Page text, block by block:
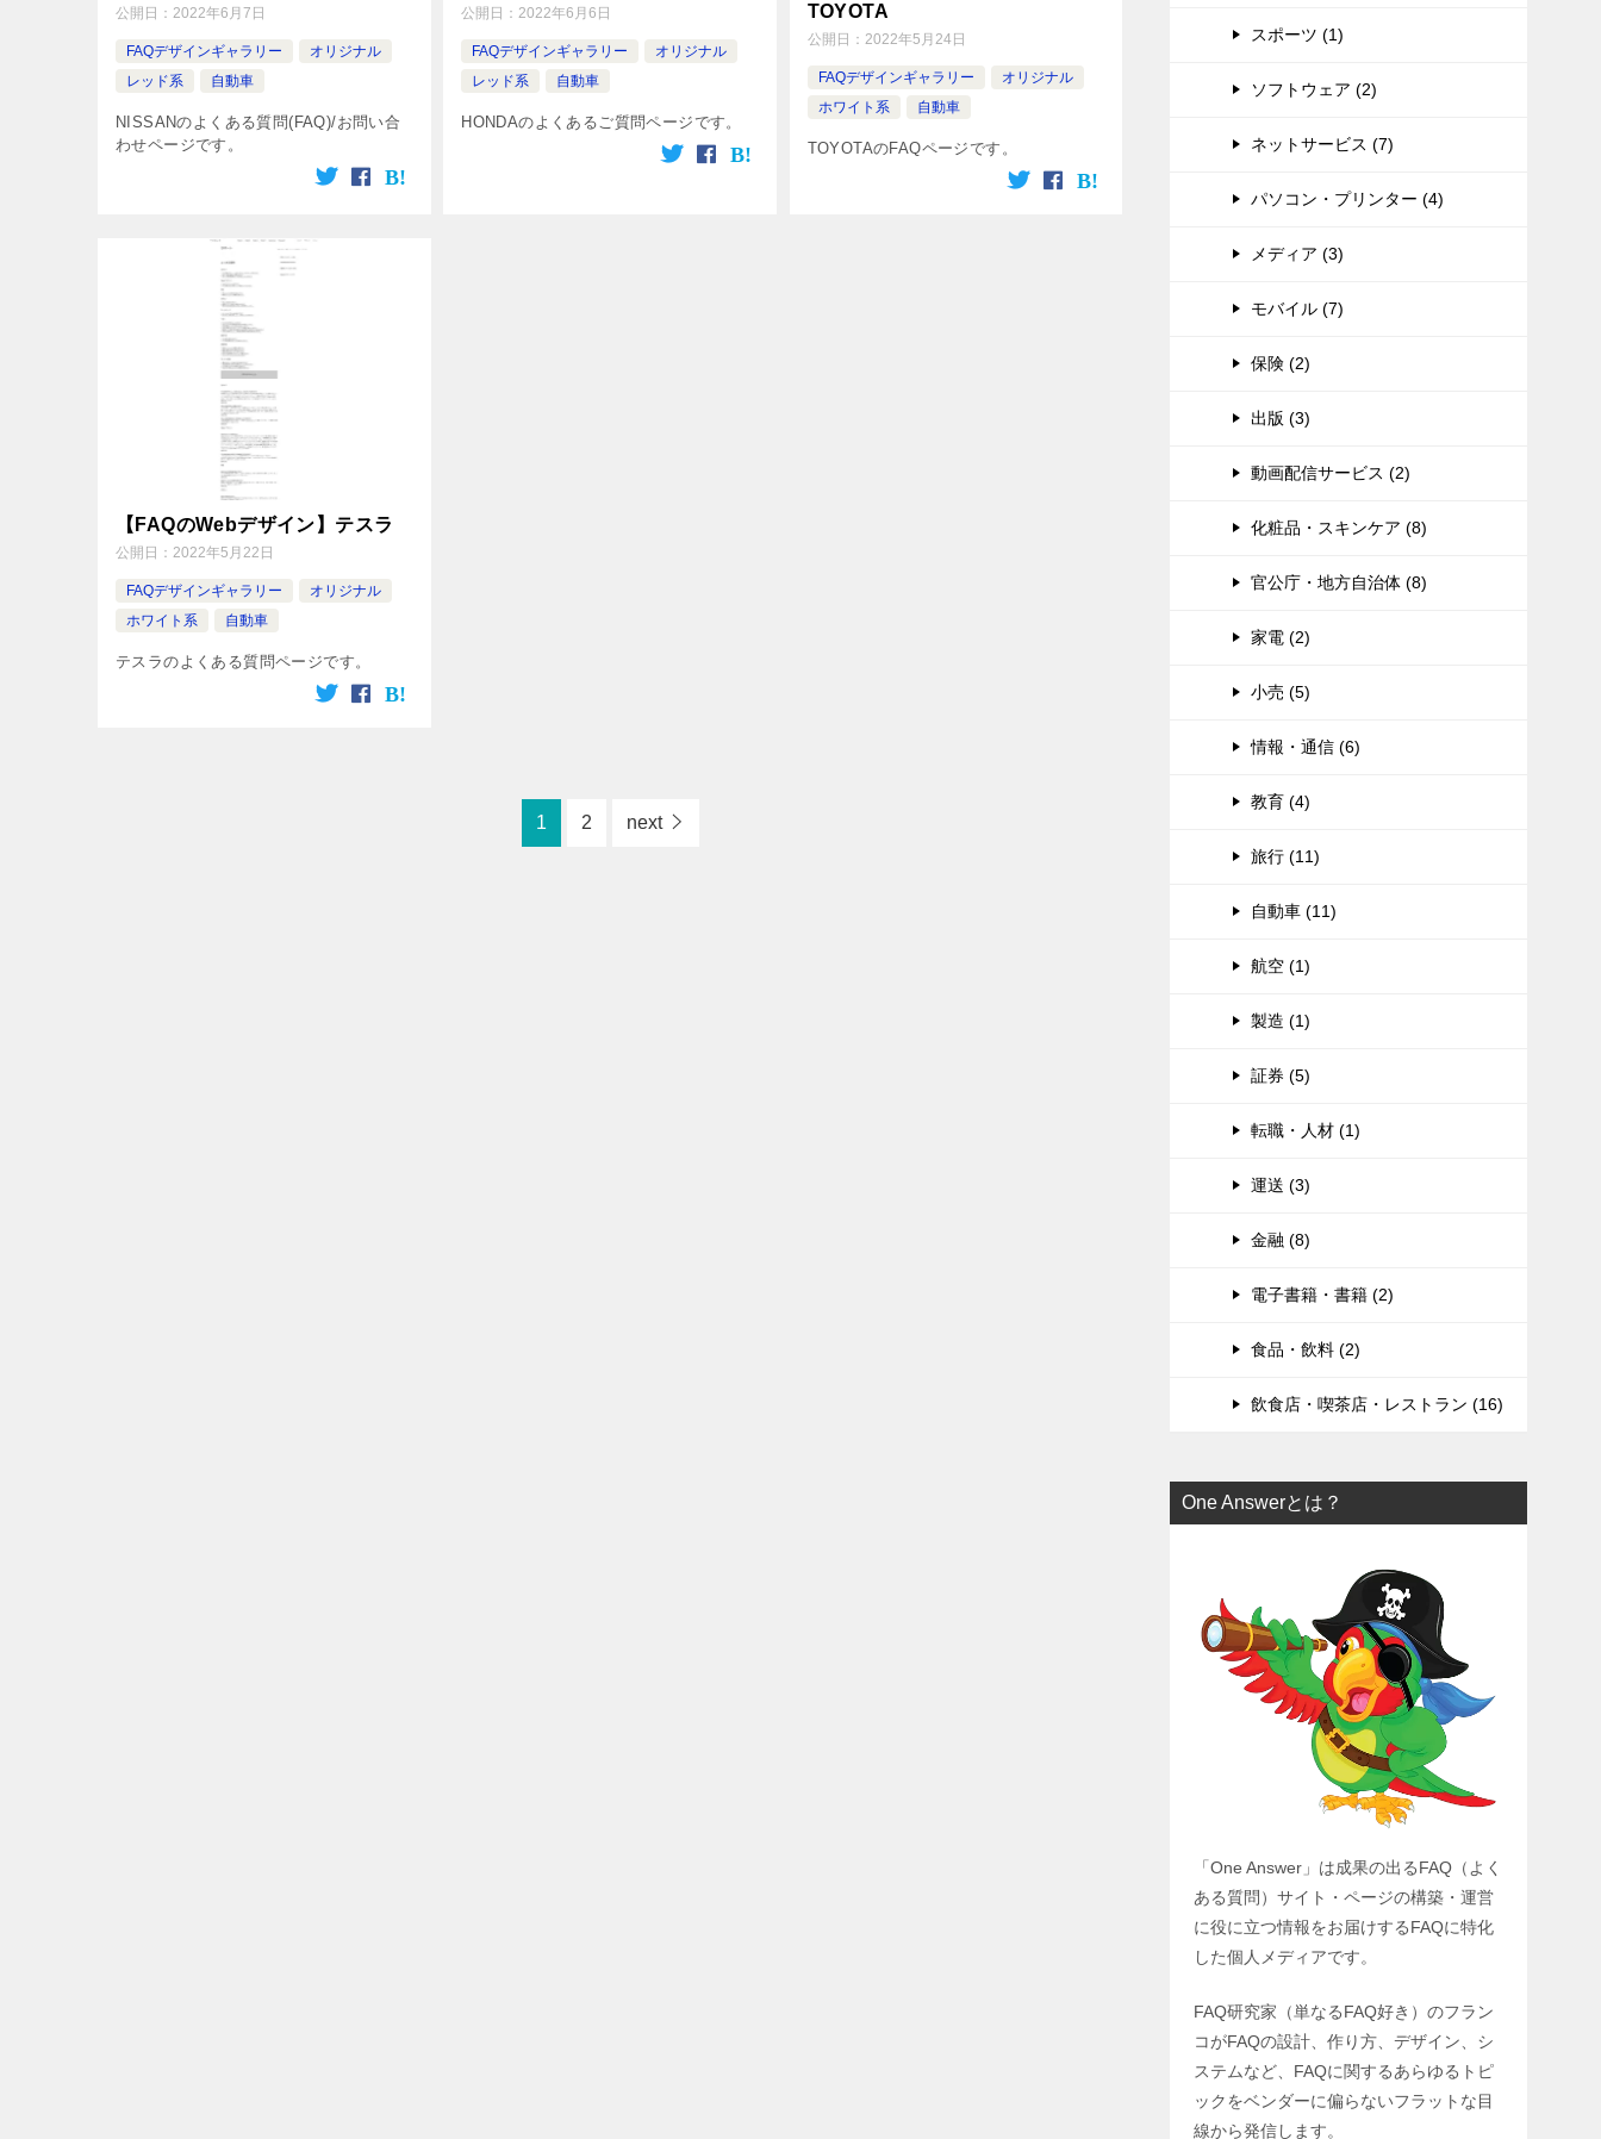
公開日： 2022年6月7日
FAQデザインギャラリー
オリジナル
レッド系
自動車
NISSANのよくある質問(FAQ)/お問い合
わせページです。
公開日：2022年6月6日
FAQデザインギャラリー
オリジナル
レッド系
自動車
HONDAのよくあるご質問ページです。
TOYOTA
公開日： 2022年5月24日
FAQデザインギャラリー
オリジナル
ホワイト系
自動車
TOYOTAのFAQページです。
【FAQのWebデザイン】テスラ
公開日： 2022年5月22日
FAQデザインギャラリー
オリジナル
ホワイト系
自動車
テスラのよくある質問ページです。
1 2 next
スポーツ (1)
ソフトウェア (2)
ネットサービス (7)
パソコン・プリンター (4)
メディア (3)
モバイル (7)
保険 (2)
出版 (3)
動画配信サービス (2)
化粧品・スキンケア (8)
官公庁・地方自治体 (8)
家電 (2)
小売 (5)
情報・通信 (6)
教育 (4)
旅行 (11)
自動車 (11)
航空 (1)
製造 (1)
証券 (5)
転職・人材 (1)
運送 (3)
金融 (8)
電子書籍・書籍 (2)
食品・飲料 (2)
飲食店・喫茶店・レストラン (16)
One Answerとは？
「One Answer」は成果の出るFAQ（よく
ある質問）サイト・ページの構築・運営
に役に立つ情報をお届けするFAQに特化
した個人メディアです。
FAQ研究家（単なるFAQ好き）のフラン
コがFAQの設計、作り方、デザイン、シ
ステムなど、FAQに関するあらゆるトピ
ックをベンダーに偏らないフラットな目
線から発信します。